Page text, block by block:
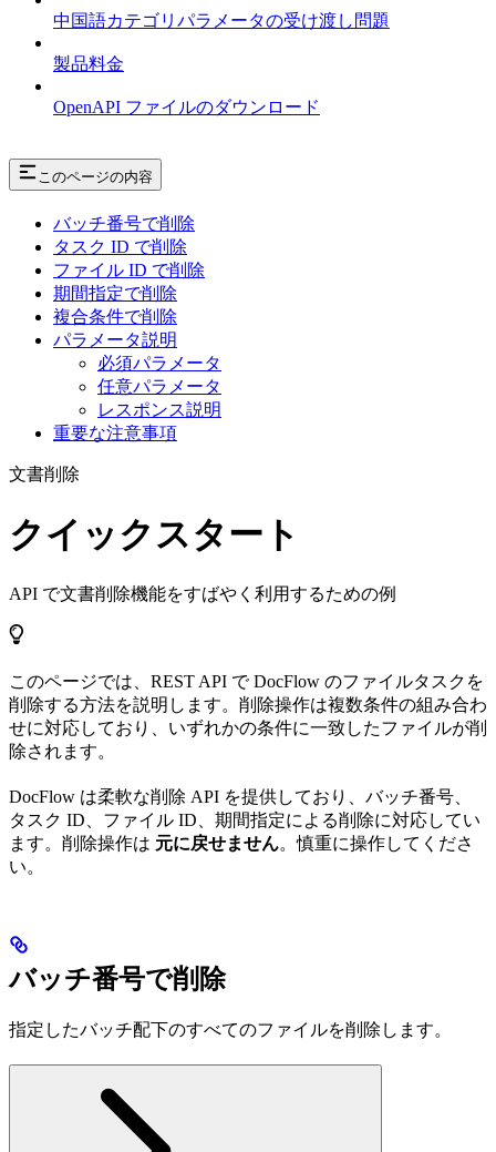
中国語カテゴリパラメータの受け渡し問題
製品料金
OpenAPI ファイルのダウンロード
このページの内容
バッチ番号で削除
タスク ID で削除
ファイル ID で削除
期間指定で削除
複合条件で削除
パラメータ説明
必須パラメータ
任意パラメータ
レスポンス説明
重要な注意事項
文書削除
クイックスタート
API で文書削除機能をすばやく利用するための例
このページでは、REST API で DocFlow のファイルタスクを
削除する方法を説明します。削除操作は複数条件の組み合わ
せに対応しており、いずれかの条件に一致したファイルが削
除されます。
DocFlow は柔軟な削除 API を提供しており、バッチ番号、
タスク ID、ファイル ID、期間指定による削除に対応してい
ます。削除操作は 元に戻せません。慎重に操作してくださ
い。
バッチ番号で削除
指定したバッチ配下のすべてのファイルを削除します。